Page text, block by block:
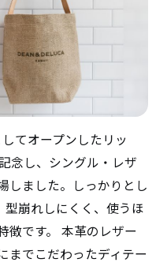
てオープンしたリッ
念し、シングル・レザ
しました。しっかりとし
崩れしにくく、使うほ
徴です。 本革のレザー
までこだわったディテー